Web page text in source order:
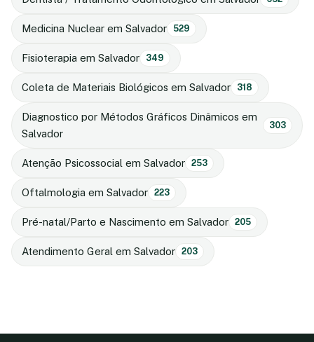
Medicina Nuclear em Salvador 529
Fisioterapia em Salvador 349
Coleta de Materiais Biológicos em Salvador 318
Diagnostico por Métodos Gráficos Dinâmicos em
Salvador
303
Atenção Psicossocial em Salvador 253
Oftalmologia em Salvador 223
Pré-natal/Parto e Nascimento em Salvador 205
Atendimento Geral em Salvador 203